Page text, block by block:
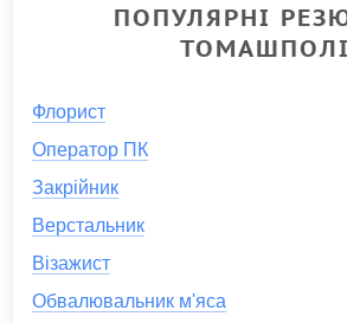
ПОПУЛЯРНІ
ТОМАШПОЛІ
Флорист
Оператор ПК
Закрійник
Верстальник
Візажист
Обвалювальник м'яса